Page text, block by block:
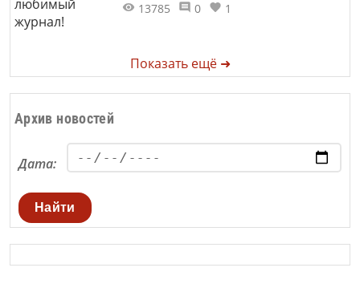
13785
0 1
Показать ещё ➜
Архив новостей
Дата:
Найти